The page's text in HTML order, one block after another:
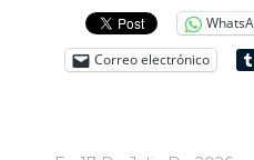
Correo electrónico